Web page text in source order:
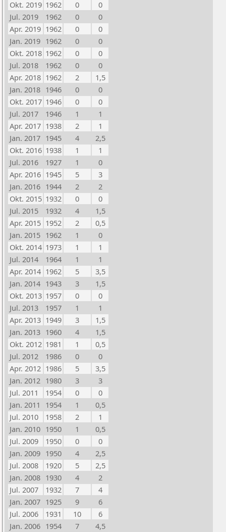
Okt. 2019 1962 0
0
Jul. 2019
1962 0
0
Apr. 2019 1962 0
0
Jan. 2019 1962 0
0
Okt. 2018 1962 0
0
Jul. 2018
1962 0
0
Apr. 2018 1962 2
1,5
Jan. 2018 1946 0
0
Okt. 2017 1946 0
0
Jul. 2017
1946 1
1
Apr. 2017 1938 2
1
Jan. 2017 1945 4
2,5
Okt. 2016 1938 1
1
Jul. 2016
1927 1
0
Apr. 2016 1945 5
3
Jan. 2016 1944 2
2
Okt. 2015 1932 0
0
Jul. 2015
1932 4
1,5
Apr. 2015 1952 2
0,5
Jan. 2015 1962 1
0
Okt. 2014 1973 1
1
Jul. 2014
1964 1
1
Apr. 2014 1962 5
3,5
Jan. 2014 1943 3
1,5
Okt. 2013 1957 0
0
Jul. 2013
1957 1
1
Apr. 2013 1949 3
1,5
Jan. 2013 1960 4
1,5
Okt. 2012 1981 1
0,5
Jul. 2012
1986 0
0
Apr. 2012 1986 5
3,5
Jan. 2012 1980 3
3
Jul. 2011
1954 0
0
Jan. 2011
1954 1
0,5
Jul. 2010
1958 2
1
Jan. 2010 1950 1
0,5
Jul. 2009
1950 0
0
Jan. 2009 1950 4
2,5
Jul. 2008
1920 5
2,5
Jan. 2008 1930 4
2
Jul. 2007
1932 7
4
Jan. 2007 1925 9
6
Jul. 2006
1931 10
6
Jan. 2006 1954 7
4,5